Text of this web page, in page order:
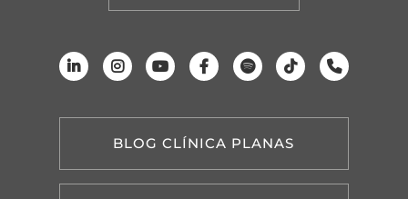
BLOG CLÍNICA PLANAS